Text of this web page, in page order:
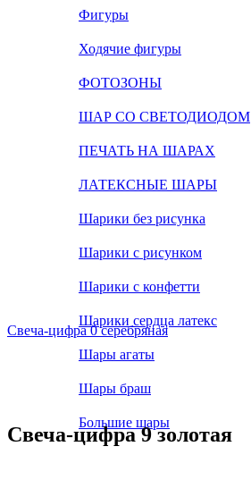
Фигуры
Ходячие фигуры
ФОТОЗОНЫ
ШАР СО СВЕТОДИОДОМ
ПЕЧАТЬ НА ШАРАХ
ЛАТЕКСНЫЕ ШАРЫ
Шарики без рисунка
Шарики с рисунком
Шарики с конфетти
Шарики сердца латекс
Шары агаты
Шары браш
Большие шары
Свеча-цифра 0 серебряная
Свеча-цифра 9 золотая